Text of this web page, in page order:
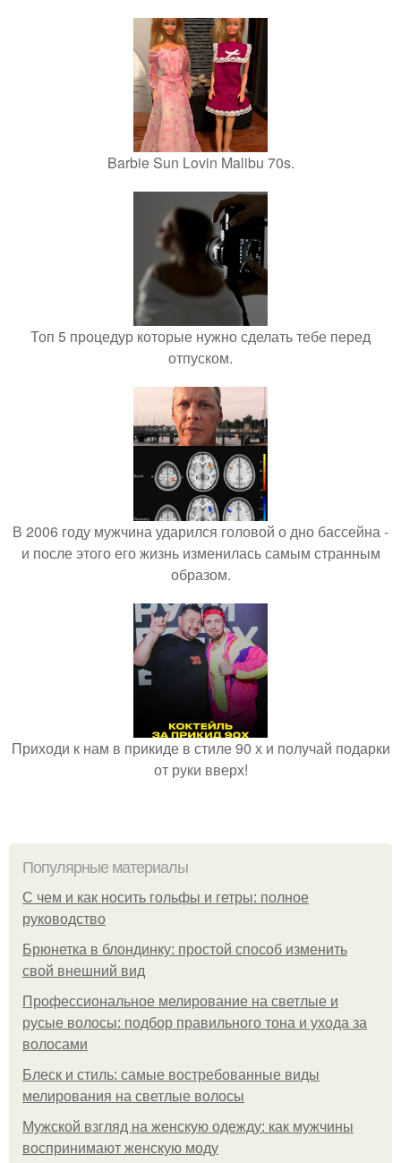
Barbie Sun Lovin Malibu 70s.
Топ 5 процедур которые нужно сделать тебе перед
отпуском.
В 2006 году мужчина ударился головой о дно бассейна -
и после этого его жизнь изменилась самым странным
образом.
Приходи к нам в прикиде в стиле 90 х и получай подарки
от руки вверх!
Популярные материалы
С чем и как носить гольфы и гетры: полное
руководство
Брюнетка в блондинку: простой способ изменить
свой внешний вид
Профессиональное мелирование на светлые и
русые волосы: подбор правильного тона и ухода за
волосами
Блеск и стиль: самые востребованные виды
мелирования на светлые волосы
Мужской взгляд на женскую одежду: как мужчины
воспринимают женскую моду